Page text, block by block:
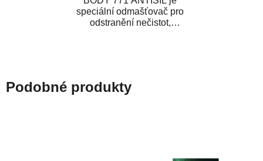
speciální odmašťovač pro
odstranění nečistot,
Podobné produkty